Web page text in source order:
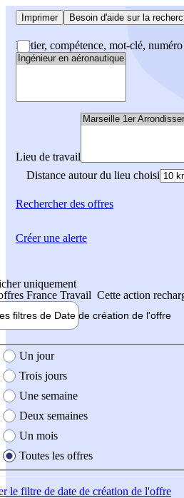
Imprimer Besoin d'aide sur la
Métier, compétence, mot-clé,
Lieu de travail
Distance autour du lieu choisi
Rechercherdes offres
uniquement
France Travail Cette action
filtres de Date de création de l'offre
création de l'offre
Un jour
Trois jours
Une semaine
Deux semaines
Un mois
Toutes les offres
le filtre de date de création de l'offre
Créer une alerte